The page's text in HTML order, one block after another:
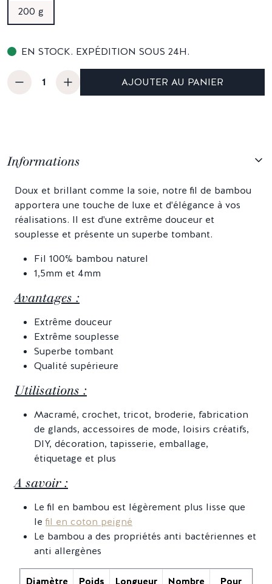
200 g
EN STOCK. EXPÉDITION SOUS 24H.
AJOUTER AU PANIER
Informations
Doux et brillant comme la soie, notre fil de bambou
apportera une touche de luxe et d'élégance à vos
réalisations. Il est d'une extrême douceur et
souplesse et présente un superbe tombant.
Fil 100% bambou naturel
1,5mm et 4mm
Avantages :
Extrême douceur
Extrême souplesse
Superbe tombant
Qualité supérieure
Utilisations :
Macramé, crochet, tricot, broderie, fabrication
de glands, accessoires de mode, loisirs créatifs,
DIY, décoration, tapisserie, emballage,
étiquetage et plus
A savoir :
Le fil en bambou est légèrement plus lisse que
lefil en coton peigné
Le bambou a des propriétés anti bactériennes et
anti allergènes
Diamètre Poids Longueur
Nombre
Pour